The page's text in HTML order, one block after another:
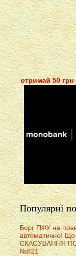
отримай 50 грн
Популярні
Борг ПФУ не
автоматично! Що
СКАСУВАННЯ
№821